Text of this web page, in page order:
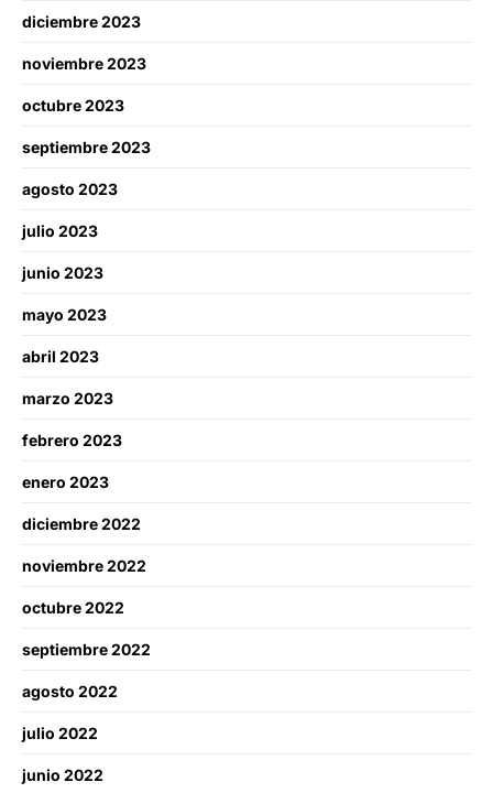
diciembre 2023
noviembre 2023
octubre 2023
septiembre 2023
agosto 2023
julio 2023
junio 2023
mayo 2023
abril 2023
marzo 2023
febrero 2023
enero 2023
diciembre 2022
noviembre 2022
octubre 2022
septiembre 2022
agosto 2022
julio 2022
junio 2022